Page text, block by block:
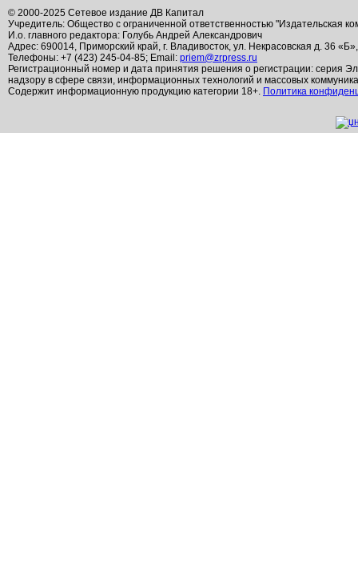
© 2000-2025 Сетевое издание ДВ Капитал
Учредитель: Общество с ограниченной ответственностью "Издательская
И.о. главного редактора: Голубь Андрей Александрович
Адрес: 690014, Приморский край, г. Владивосток, ул. Некрасовская д. 36
Телефоны: +7 (423) 245-04-85; Email: priem@zrpress.ru
Регистрационный номер и дата принятия решения о регистрации: серия
надзору в сфере связи, информационных технологий и массовых
Содержит информационную продукцию категории 18+. Политика